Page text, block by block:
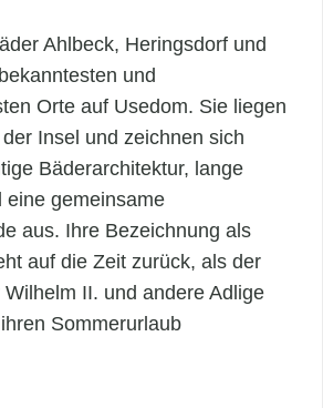
Ahlbeck, Heringsdorf und
und
Orte auf Usedom. Sie liegen
Insel und zeichnen sich
Bäderarchitektur, lange
eine gemeinsame
aus. Ihre Bezeichnung als
auf die Zeit zurück, als der
II. und andere Adlige
Sommerurlaub